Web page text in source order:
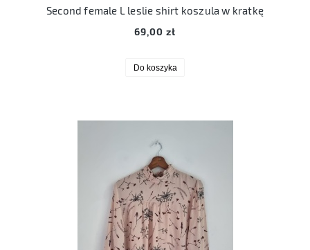
Second female L leslie shirt koszula w kratkę
69,00 zł
Do koszyka